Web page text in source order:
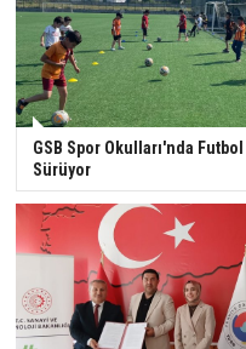
GSB Spor Okulları'nda
Sürüyor